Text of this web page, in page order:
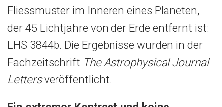
Fliessmuster im Inneren eines Planeten,
der 45 Lichtjahre von der Erde entfernt ist:
LHS 3844b. Die Ergebnisse wurden in der
Fachzeitschrift The Astrophysical Journal
Lettersveröffentlicht.